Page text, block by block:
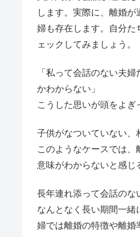
します。実際に、離婚
婦も存在します。自分た
ェックしてみましょう。
「私って会話のない夫
かわからない」
こうした思いが頭をよぎ
子供がなついていない、
このようなケースでは
意味がわからないと感じ
長年連れ添って会話のな
なんとなく長い期間一
婦では離婚の特徴や離婚